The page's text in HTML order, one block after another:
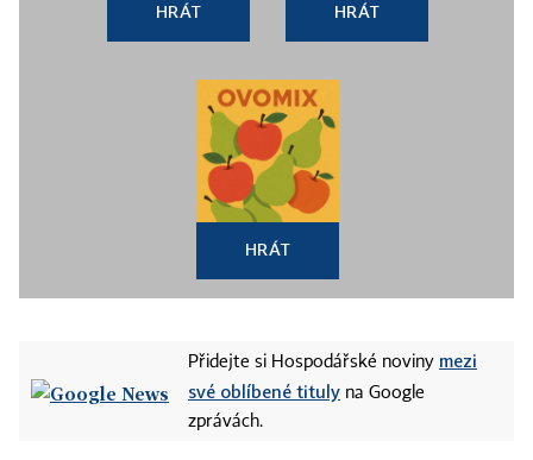
HRÁT HRÁT
HRÁT
Přidejte si Hospodářské noviny mezi
své oblíbené tituly na Google
zprávách.